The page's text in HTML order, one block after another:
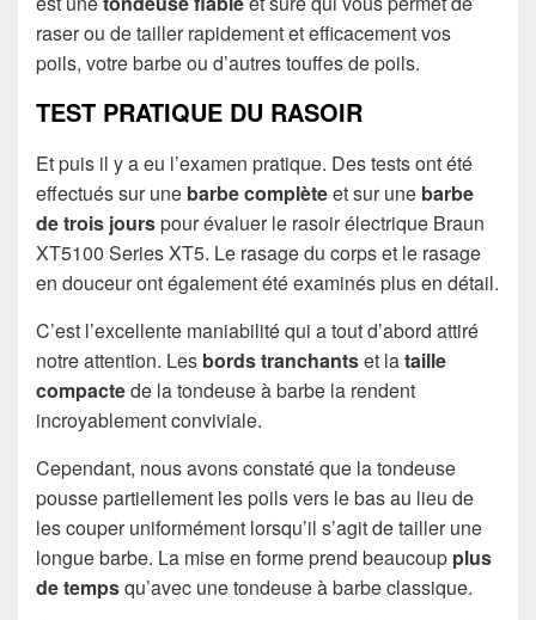
raser ou de tailler rapidement et efficacement vos
poils, votre barbe ou d’autres touffes de poils.
TEST PRATIQUE DU RASOIR
Et puis il y a eu l’examen pratique. Des tests ont été
effectués sur une barbe complèteet sur une barbe
de trois jourspour évaluer le rasoir électrique Braun
XT5100 Series XT5. Le rasage du corps et le rasage
en douceur ont également été examinés plus en détail.
C’est l’excellente maniabilité qui a tout d’abord attiré
notre attention. Les bords tranchantset lataille
compactede la tondeuse à barbe la rendent
incroyablement conviviale.
Cependant, nous avons constaté que la tondeuse
pousse partiellement les poils vers le bas au lieu de
les couper uniformément lorsqu’il s’agit de tailler une
longue barbe. La mise en forme prend beaucoup plus
de tempsqu’avec une tondeuse à barbe classique.